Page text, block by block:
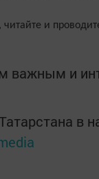
читайте и
важным и
в